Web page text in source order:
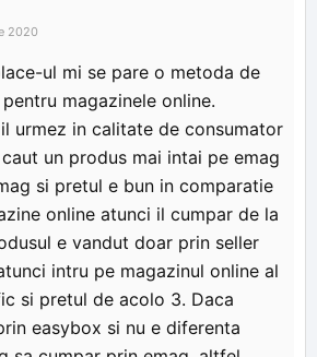
2020
ul mi se pare o metoda de
magazinele online.
urmez in calitate de consumator
un produs mai intai pe emag
si pretul e bun in comparatie
online atunci il cumpar de la
e vandut doar prin seller
intru pe magazinul online al
si pretul de acolo 3. Daca
easybox si nu e diferenta